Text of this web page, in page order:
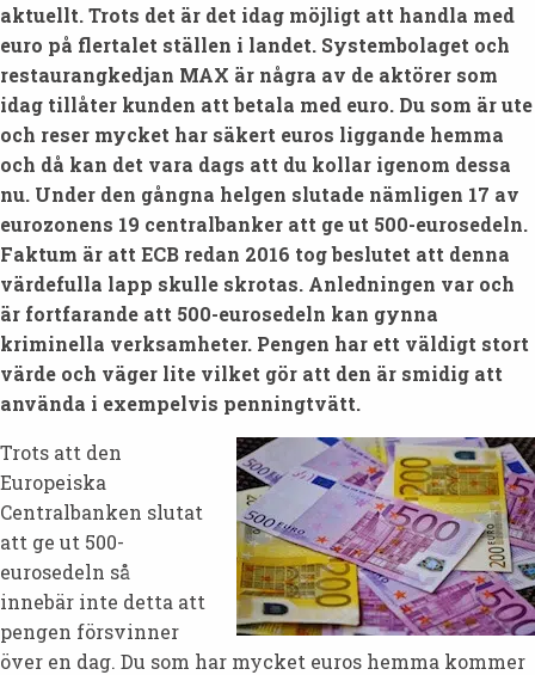
aktuellt. Trots det är det idag möjligt att handla med
euro på flertalet ställen i landet. Systembolaget och
restaurangkedjan MAX är några av de aktörer som
idag tillåter kunden att betala med euro. Du som är ute
och reser mycket har säkert euros liggande hemma
och då kan det vara dags att du kollar igenom dessa
nu. Under den gångna helgen slutade nämligen 17 av
eurozonens 19 centralbanker att ge ut 500-eurosedeln.
Faktum är att ECB redan 2016 tog beslutet att denna
värdefulla lapp skulle skrotas. Anledningen var och
är fortfarande att 500-eurosedeln kan gynna
kriminella verksamheter. Pengen har ett väldigt stort
värde och väger lite vilket gör att den är smidig att
använda i exempelvis penningtvätt.
Trots att den
Europeiska
Centralbanken slutat
att ge ut 500-
eurosedeln så
innebär inte detta att
pengen försvinner
över en dag. Du som har mycket euros hemma kommer